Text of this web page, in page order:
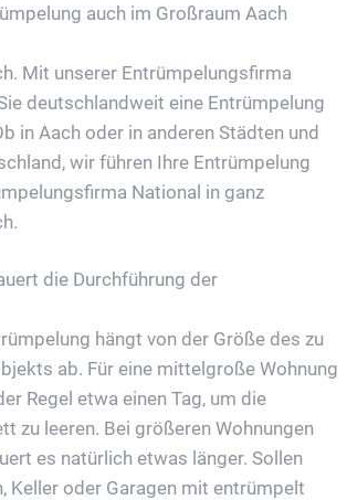
auch im Großraum Aach
Mit unserer Entrümpelungsfirma
deutschlandweit eine Entrümpelung
in Aach oder in anderen Städten und
wir führen Ihre Entrümpelung
National in ganz
die Durchführung der
hängt von der Größe des zu
ab. Für eine mittelgroße Wohnung
Regel etwa einen Tag, um die
zu leeren. Bei größeren Wohnungen
es natürlich etwas länger. Sollen
Keller oder Garagen mit entrümpelt